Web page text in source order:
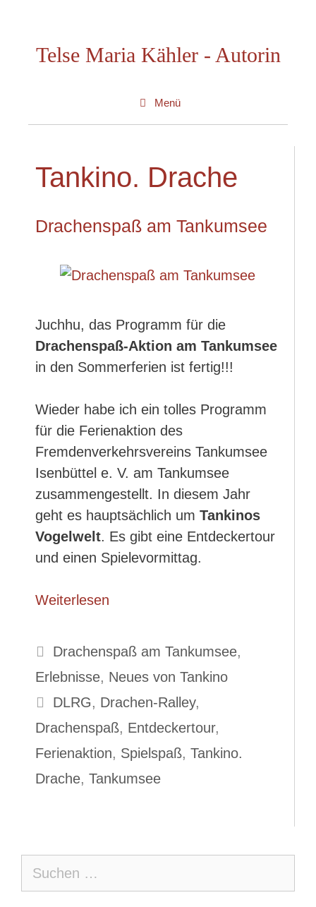
springenTelse Maria Kähler - Autorin
Menü
Tankino. Drache
Drachenspaß am Tankumsee
Juchhu, das Programm für die
Drachenspaß-Aktion am Tankumsee
in den Sommerferien ist fertig!!!
Wieder habe ich ein tolles Programm
für die Ferienaktion des
Fremdenverkehrsvereins Tankumsee
Isenbüttel e. V. am Tankumsee
zusammengestellt. In diesem Jahr
geht es hauptsächlich um Tankinos
Vogelwelt. Es gibt eine Entdeckertour
und einen Spielevormittag.
Weiterlesen
Kategorien
Drachenspaß am Tankumsee,
Erlebnisse, Neues von Tankino
Schlagwörter
DLRG, Drachen-Ralley,
Drachenspaß, Entdeckertour,
Ferienaktion, Spielspaß, Tankino.
Drache, Tankumsee
nach: